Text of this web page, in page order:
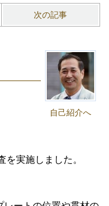
次の記事
自己紹介へ
実施しました。